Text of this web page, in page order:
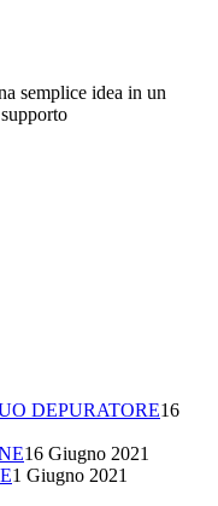
semplice idea in un
DEPURATORE16
16 Giugno 2021
1 Giugno 2021